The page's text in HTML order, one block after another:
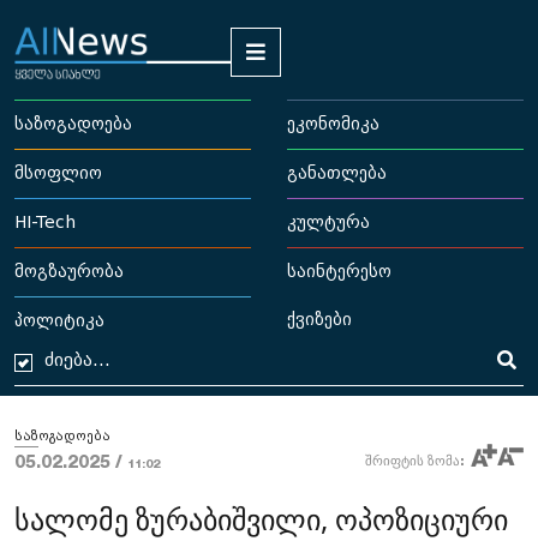
საზოგადოება ეკონომიკა
მსოფლიო განათლება
HI-Tech კულტურა
მოგზაურობა საინტერესო
პოლიტიკა ქვიზები
საზოგადოება
05.02.2025 / 11:02 შრიფტის ზომა:
სალომე ზურაბიშვილი, ოპოზიციური